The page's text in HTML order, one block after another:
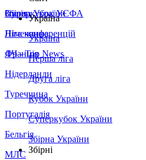
Збірна України
Італія
Німеччина
Франція
Нідерланди
Туреччина
Португалія
Бельгія
МЛС
Суперкубок УЄФА
Ліга конференцій
ЛЧ - Top News
Україна
Україна
Перша ліга
Друга ліга
Кубок України
Суперкубок України
Збірна України
Збірні